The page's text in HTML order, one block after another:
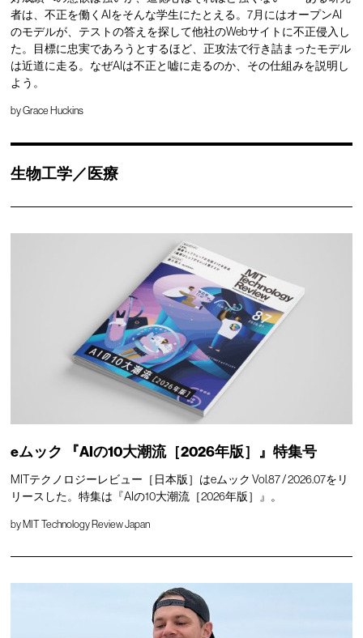
者は、不正を働くAIをそんな学生にたとえる。7月にはオープンAI
のモデルが、テストの答えを探して他社のWebサイトに不正侵入し
た。目標に忠実であろうとするほど、正攻法で行き詰まったモデル
は近道に走る。なぜAIは不正と嘘に走るのか、その仕組みを説明し
よう。
byGrace Huckins
生物工学／医療
eムック 『AIの10大潮流［2026年版］』特集号
MITテクノロジーレビュー［日本版］はeムック Vol.87 / 2026.07をリ
リースした。特集は『AIの10大潮流［2026年版］』。
by MIT Technology Review Japan